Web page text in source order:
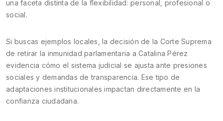
una faceta distinta de la flexibilidad: personal, profesional o
social.
Si buscas ejemplos locales, la decisión de la Corte Suprema
de retirar la inmunidad parlamentaria a Catalina Pérez
evidencia cómo el sistema judicial se ajusta ante presiones
sociales y demandas de transparencia. Ese tipo de
adaptaciones institucionales impactan directamente en la
confianza ciudadana.